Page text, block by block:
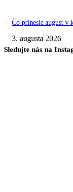
Čo prinesie august v
3. augusta 2026
Sledujte nás na